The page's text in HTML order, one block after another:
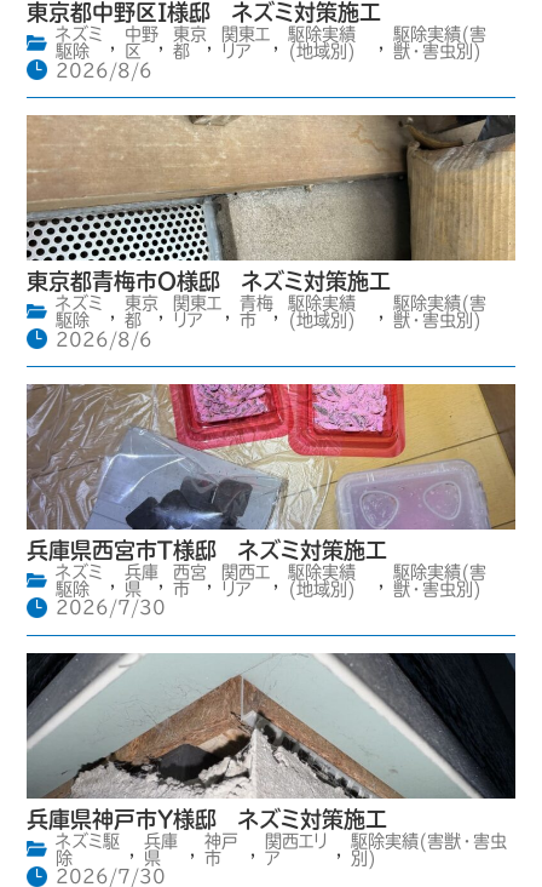
東京都中野区I様邸 ネズミ対策施工
ネズミ
駆除
,
中野
区
,
東京
都
,
関東エ
リア
,
駆除実績
(地域別)
,
駆除実績(害
獣・害虫別)
2026/8/6
東京都青梅市O様邸 ネズミ対策施工
ネズミ
駆除
,
東京
都
,
関東エ
リア
,
青梅
市
,
駆除実績
(地域別)
,
駆除実績(害
獣・害虫別)
2026/8/6
兵庫県西宮市T様邸 ネズミ対策施工
ネズミ
駆除
,
兵庫
県
,
西宮
市
,
関西エ
リア
,
駆除実績
(地域別)
,
駆除実績(害
獣・害虫別)
2026/7/30
兵庫県神戸市Y様邸 ネズミ対策施工
ネズミ駆
除
兵庫
県
神戸
市
関西エリ
ア
駆除実績(害獣・害虫
別)
2026/7/30